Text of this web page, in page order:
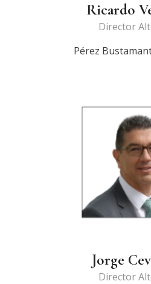
Ricardo
Director
Pérez
Jorge
Director